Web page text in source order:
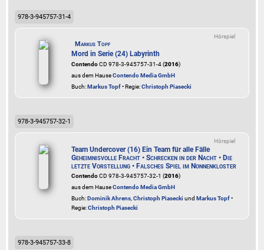
978-3-945757-31-4
Hörspiel
Markus Topf
Mord in Serie (24) Labyrinth
ContendoCD 978-3-945757-31-4 (2016)
aus dem HauseContendo Media GmbH
Buch:Markus Topf• Regie:Christoph Piasecki
978-3-945757-32-1
Hörspiel
Team Undercover (16) Ein Team für alle Fälle
Geheimnisvolle Fracht • Schrecken in der Nacht • Die
letzte Vorstellung • Falsches Spiel im Nonnenkloster
ContendoCD 978-3-945757-32-1 (2016)
aus dem HauseContendo Media GmbH
Buch:Dominik Ahrens Christoph Piasecki und Markus Topf•
Regie:Christoph Piasecki
978-3-945757-33-8